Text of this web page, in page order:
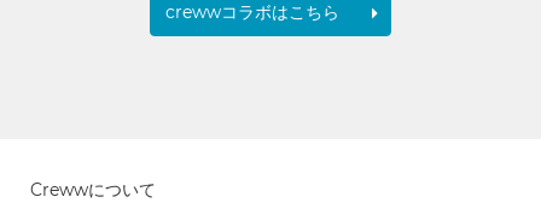
crewwコラボはこちら
Crewwについて